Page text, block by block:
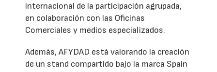
internacional de la participación agrupada,
en colaboración con las Oficinas
Comerciales y medios especializados.
Además, AFYDAD está valorando la creación
de un stand compartido bajo la marca Spain